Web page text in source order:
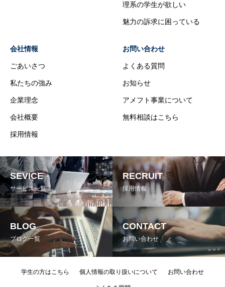
理系の学生が欲しい
魅力の訴求に困っている
会社情報
ごあいさつ
私たちの強み
企業理念
会社概要
採用情報
お問い合わせ
よくある質問
お知らせ
アメフト事業について
無料相談はこちら
SEVICE
サービス一覧
RECRUIT
採用情報
BLOG
ブログ一覧
CONTACT
お問い合わせ
学生の方はこちら 個人情報の取り扱いについて お問い合わせ